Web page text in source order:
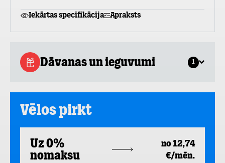
Iekārtas specifikācija Apraksts
Dāvanas un ieguvumi 1
Vēlos pirkt
Uz 0%
nomaksu
no 12,74
€/mēn.